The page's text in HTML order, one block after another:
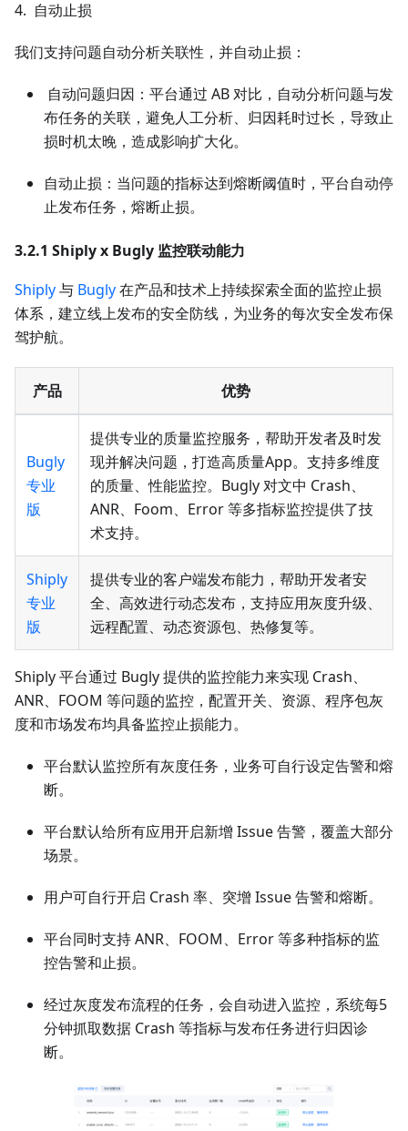
4. 自动止损
我们支持问题自动分析关联性，并自动止损：
自动问题归因：平台通过 AB 对比，自动分析问题与发
布任务的关联，避免人工分析、归因耗时过长，导致止
损时机太晚，造成影响扩大化。
自动止损：当问题的指标达到熔断阈值时，平台自动停
止发布任务，熔断止损。
3.2.1 Shiply x Bugly 监控联动能力
Shiply与 Bugly在产品和技术上持续探索全面的监控止损
体系，建立线上发布的安全防线，为业务的每次安全发布保
驾护航。
产品 优势
Bugly
专业
版
提供专业的质量监控服务，帮助开发者及时发
现并解决问题，打造高质量App。支持多维度
的质量、性能监控。Bugly 对文中 Crash、
ANR、Foom、Error 等多指标监控提供了技
术支持。
Shiply
专业
版
提供专业的客户端发布能力，帮助开发者安
全、高效进行动态发布，支持应用灰度升级、
远程配置、动态资源包、热修复等。
Shiply 平台通过 Bugly 提供的监控能力来实现 Crash、
ANR、FOOM 等问题的监控，配置开关、资源、程序包灰
度和市场发布均具备监控止损能力。
平台默认监控所有灰度任务，业务可自行设定告警和熔
断。
平台默认给所有应用开启新增 Issue 告警，覆盖大部分
场景。
用户可自行开启 Crash 率、突增 Issue 告警和熔断。
平台同时支持 ANR、FOOM、Error 等多种指标的监
控告警和止损。
经过灰度发布流程的任务，会自动进入监控，系统每5
分钟抓取数据 Crash 等指标与发布任务进行归因诊
断。